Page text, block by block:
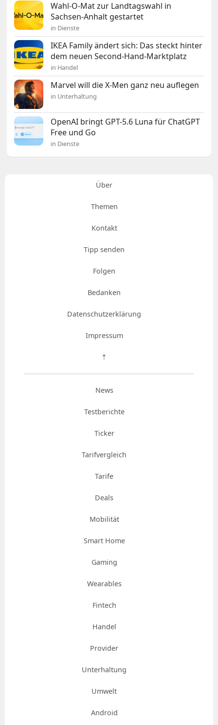
Wahl-O-Mat zur Landtagswahl in
Sachsen-Anhalt gestartet
in Dienste
IKEA Family ändert sich: Das steckt hinter
dem neuen Second-Hand-Marktplatz
in Handel
Marvel will die X-Men ganz neu auflegen
in Unterhaltung
OpenAI bringt GPT-5.6 Luna für ChatGPT
Free und Go
in Dienste
Über
Themen
Kontakt
Tipp senden
Folgen
Bedanken
Datenschutzerklärung
Impressum
⇡
News
Testberichte
Ticker
Tarifvergleich
Tarife
Deals
Mobilität
Smart Home
Gaming
Wearables
Fintech
Handel
Provider
Unterhaltung
Umwelt
Android